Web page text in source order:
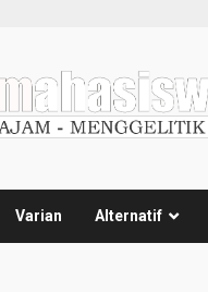
Varian Alternatif